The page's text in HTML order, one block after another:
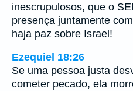
inescrupulosos, que o
presença juntamente
haja paz sobre Israel!
Ezequiel 18:26
Se uma pessoa justa
cometer pecado, ela